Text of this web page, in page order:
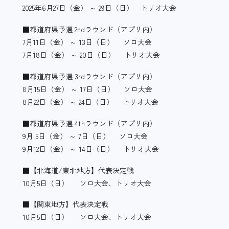
2025年6月27日（金） ～ 29日（日） トリオ大会
■都道府県予選 2ndラウンド（アプリ内）
7月11日（金） ～ 13日（日） ソロ大会
7月18日（金） ～ 20日（日） トリオ大会
■都道府県予選 3rdラウンド（アプリ内）
8月15日（金） ～ 17日（日） ソロ大会
8月22日（金） ～ 24日（日） トリオ大会
■都道府県予選 4thラウンド（アプリ内）
9月 5日（金） ～ 7日（日） ソロ大会
9月12日（金） ～ 14日（日） トリオ大会
■【北海道/東北地方】代表決定戦
10月5日（日） ソロ大会、トリオ大会
■【関東地方】代表決定戦
10月5日（日） ソロ大会、トリオ大会